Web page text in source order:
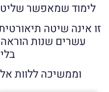
לימוד שמאפשר
זו אינה שיטה
עשרים שנות
וממשיכה ללוות